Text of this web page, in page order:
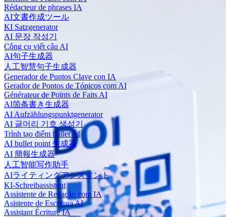
Rédacteur de phrases IA
AI文書作成ツール
KI Satzgenerator
AI 문장 작성기
Công cụ viết câu AI
AI句子生成器
人工智慧句子生成器
Generador de Puntos Clave con IA
Gerador de Pontos de Tópicos com AI
Générateur de Points de Faits AI
AI箇条書き生成器
AI Aufzählungspunktgenerator
AI 글머리 기호 생성기
Trình tạo điểm bullet AI
AI bullet point 生成器
AI 簡報生成器
人工智能写作助手
AIライティングアシスタント
KI-Schreibassistent
Assistente de Redação com IA
Asistente de Escritura AI
Assistant Écriture IA